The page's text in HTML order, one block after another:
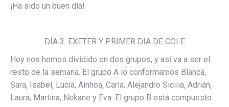
¡Ha sido un buen día!
DÍA 3: EXETER Y PRIMER DIA DE COLE
Hoy nos hemos dividido en dos grupos, y así va a ser el
resto de la semana. El grupo A lo conformamos Blanca,
Sara, Isabel, Lucía, Ainhoa, Carla, Alejandro Sicilia, Adrián,
Laura, Martina, Nekane y Eva. El grupo B está compuesto